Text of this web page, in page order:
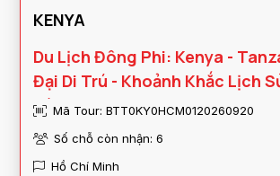
KENYA
Du Lịch Đông Phi: Kenya -
Đại Di Trú - Khoảnh Khắc Lịch
Hàng Không 5 Sao Qatar
Mã Tour: BTT0KY0HCM0120260920
Số chỗ còn nhận: 6
Hồ Chí Minh